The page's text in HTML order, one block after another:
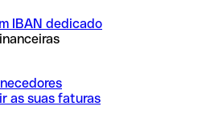
IBAN dedicado
as suas faturas